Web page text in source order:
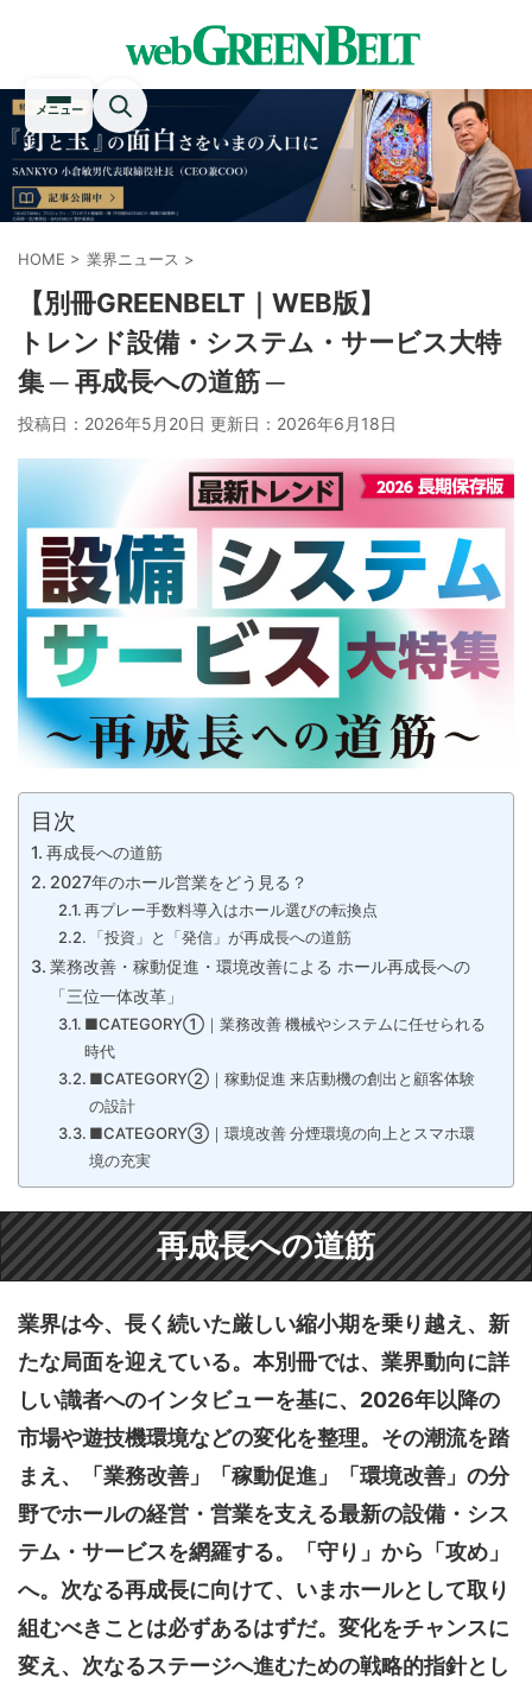
メニュー
HOME > 業界ニュース >
【別冊GREENBELT｜WEB版】
トレンド設備・システム・サービス大特
集 ─ 再成長への道筋 ─
投稿日：2026年5月20日 更新日： 2026年6月18日
目次
再成長への道筋
2027年のホール営業をどう見る？
再プレー手数料導入はホール選びの転換点
「投資」と「発信」が再成長への道筋
業務改善・稼動促進・環境改善による ホール再成長への
「三位一体改革」
■CATEGORY①｜業務改善 機械やシステムに任せられる
時代
■CATEGORY②｜稼動促進 来店動機の創出と顧客体験
の設計
■CATEGORY③｜環境改善 分煙環境の向上とスマホ環
境の充実
再成長への道筋
業界は今、長く続いた厳しい縮小期を乗り越え、新
たな局面を迎えている。本別冊では、業界動向に詳
しい識者へのインタビューを基に、2026年以降の
市場や遊技機環境などの変化を整理。その潮流を踏
まえ、「業務改善」「稼動促進」「環境改善」の分
野でホールの経営・営業を支える最新の設備・シス
テム・サービスを網羅する。「守り」から「攻め」
へ。次なる再成長に向けて、いまホールとして取り
組むべきことは必ずあるはずだ。変化をチャンスに
変え、次なるステージへ進むための戦略的指針とし